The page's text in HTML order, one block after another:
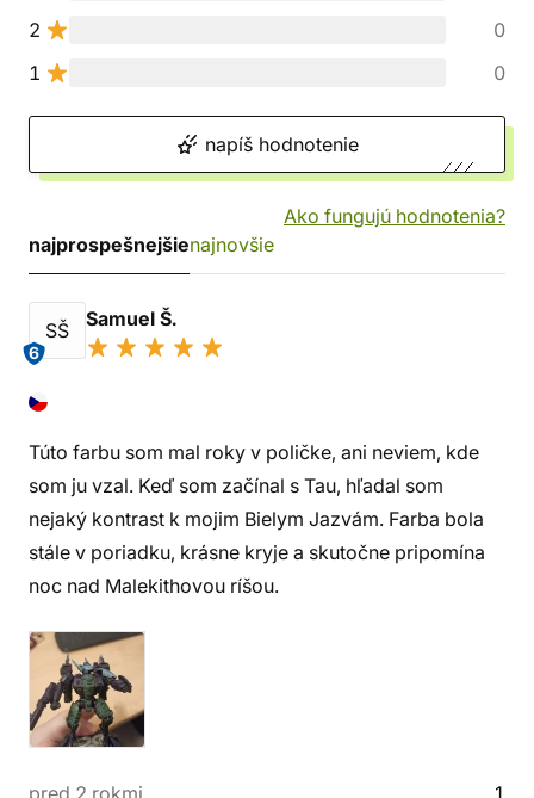
2
0
1
0
napíš hodnotenie
Ako fungujú hodnotenia?
najprospešnejšienajnovšie
SŠ
6
Samuel Š.
Túto farbu som mal roky v poličke, ani neviem, kde
som ju vzal. Keď som začínal s Tau, hľadal som
nejaký kontrast k mojim Bielym Jazvám. Farba bola
stále v poriadku, krásne kryje a skutočne pripomína
noc nad Malekithovou ríšou.
pred 2 rokmi 1